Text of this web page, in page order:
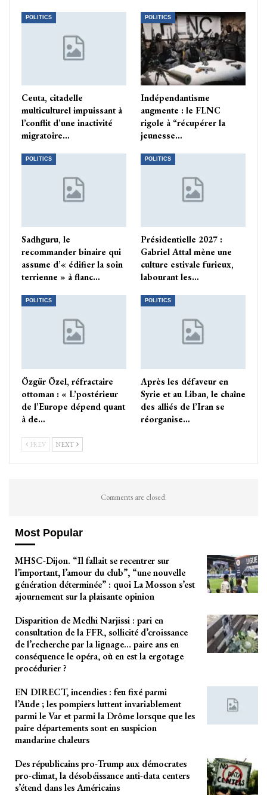
POLITICS
Ceuta, citadelle
multiculturel impuissant à
l’conflit d’une inactivité
migratoire…
POLITICS
Indépendantisme
augmente : le FLNC
rigole à “récupérer la
jeunesse…
POLITICS
Sadhguru, le
recommander binaire qui
assume d’« édifier la soin
terrienne » à flanc…
POLITICS
Présidentielle 2027 :
Gabriel Attal mène une
culture estivale furieux,
labourant les…
POLITICS
Özgür Özel, réfractaire
ottoman : « L’postérieur
de l’Europe dépend quant
à de…
POLITICS
Après les défaveur en
Syrie et au Liban, le chaîne
des alliés de l’Iran se
réorganise…
PREV NEXT
Comments are closed.
Most Popular
MHSC-Dijon. “Il fallait se recentrer sur
l’important, l’amour du club”, “une nouvelle
génération déterminée” : quoi La Mosson s’est
ajournement sur la plaisante opinion
Disparition de Medhi Narjissi : pari en
consultation de la FFR, sollicité d’croissance
de l’recherche par la lignage… paire ans en
conséquence le opéra, où en est la ergotage
procédurier ?
EN DIRECT, incendies : feu fixé parmi
l’Aude ; les pompiers luttent invariablement
parmi le Var et parmi la Drôme lorsque que les
paire départements sont en suspicion
mandarine chaleurs
Des républicains pro-Trump aux démocrates
pro-climat, la désobéissance anti-data centers
s’étend dans les Américains